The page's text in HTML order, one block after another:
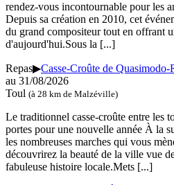
rendez-vous incontournable pour les
Depuis sa création en 2010, cet
du grand compositeur tout en offrant
d'aujourd'hui.Sous la [...]
Repas▶Casse-Croûte de Quasimodo-
au 31/08/2026
Toul (à 28 km de Malzéville)
Le traditionnel casse-croûte entre les
portes pour une nouvelle année À la
les nombreuses marches qui vous
découvrirez la beauté de la ville vue
fabuleuse histoire locale.Mets [...]